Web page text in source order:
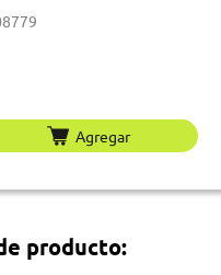
Agregar
producto: